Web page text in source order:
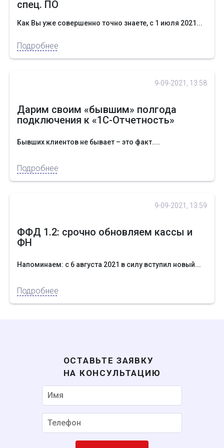
спец. ПО
Как Вы уже совершенно точно знаете, с 1 июля 2021...
Подробнее
9-09-2021, 13:58
Дарим своим «бывшим» полгода
подключения к «1С-Отчетность»
Бывших клиентов не бывает – это факт....
Подробнее
9-09-2021, 13:59
ФФД 1.2: срочно обновляем кассы и
ФН
Напоминаем: с 6 августа 2021 в силу вступил новый...
Подробнее
ОСТАВЬТЕ ЗАЯВКУ
НА КОНСУЛЬТАЦИЮ
Некорректный номер